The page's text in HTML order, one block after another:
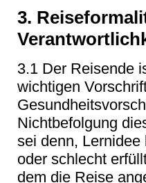
3.
3.1 Der Reisende
wichtigen
Nichtbefolgung
sei denn,
oder schlecht
dem die Reise